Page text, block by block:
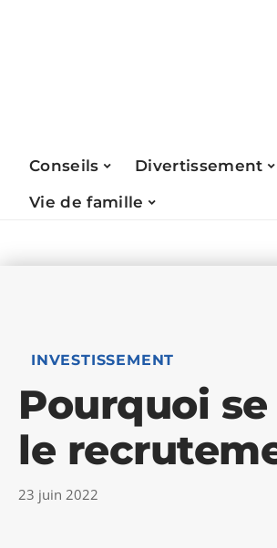
Conseils Divertissement
Vie de famille
INVESTISSEMENT
Pourquoi
le
23 juin 2022